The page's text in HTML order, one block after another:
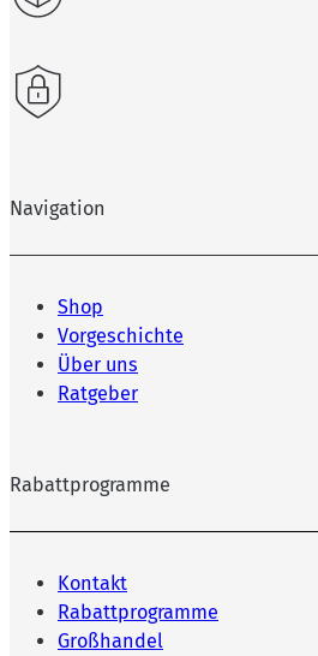
Navigation
Shop
Vorgeschichte
Über uns
Ratgeber
Rabattprogramme
Kontakt
Rabattprogramme
Großhandel